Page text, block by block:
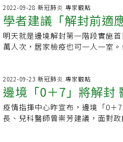
物干預」防疫措施面對免疫負債
理教授、流行病學家瑞秋・貝克
出解方。她建議民眾即便疫情趨
習慣；咳嗽、打噴嚏時，也應注
治措施奏效，疫後持續保持，將
藥菌感染的人會比癌症多！」台
呼籲政府正視細菌抗藥性帶來的
施，在鼓勵抗生素藥物研發、引
天面臨無藥可用的窘境。針對國
表示，新藥研發耗時較長，須視
援引真實世界證據加速藥證審核
把現有抗生素合併使用，少了最
最後。」臨床感染症醫師疾呼，
得證實，應加速藥證取得引進台
喜愛的員工申請出國很順利，不
人員申請出國，長官先柔性勸導
或者主管同意幫忙送請假出國文
府雙手一攤說沒有擋，醫院也說
是間接剝奪勞工權益。疫情前醫
人1室(獨立衛浴)條件之自宅或親
險對象(包括65歲以上長者、6歲
狀請在家休息，如無症狀且有2日
學，並應全程佩戴口罩。4. 有用
療或檢查，並避免前往長照機構
疫所或原自主防疫地點(不含一般
時，維持由國際港埠現場工作人
(二) 檢測時機：1. 入境當天或自
外出前，需有2日內快篩檢測陰性
日回歸常態經營。觀光局表示，
防疫旅館回歸到一般旅館，還需
給付。補助要點定案後會盡快公
場，若13日前有接待客人的話，
計程車的部分，交通部表示，10
工具將更加多元。王國材表示，
務。入境旅客倘選擇搭乘機場計
計費，但現行機場防疫計程車司
縣市防疫專車係搭載居隔者與確
2022-09-28 新冠肺炎.專家觀點
學者建議「解封前適
觸者免隔離、10月中
明天就是邊境解封第一階段實施
萬人次，居家檢疫也可一人一室
視模式，「我認為台灣十月中就
理適應，完成社會對解封的適應
從流行曲線可看到，Omicron雖然
BA.5只是小波流行，疫情先起的
將開始下降，這時疫情監測思維
2022-09-23 新冠肺炎.專家觀點
邊境「0＋7」將解封
疫情指揮中心昨宣布，邊境「0＋
長、兒科醫師曾崇芳建議，面對